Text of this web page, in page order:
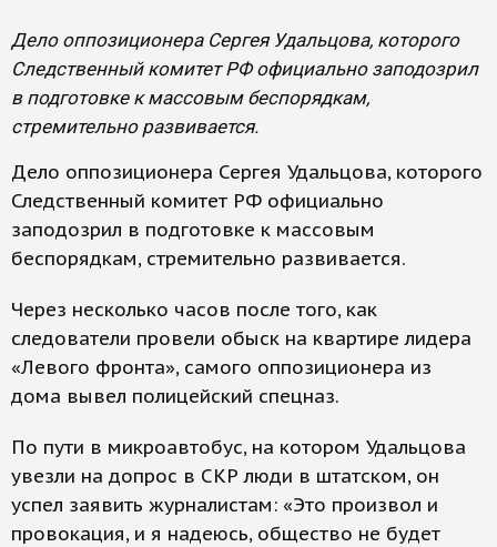
Дело оппозиционера Сергея Удальцова, которого
Следственный комитет РФ официально заподозрил
в подготовке к массовым беспорядкам,
стремительно развивается.
Дело оппозиционера Сергея Удальцова, которого
Следственный комитет РФ официально
заподозрил в подготовке к массовым
беспорядкам, стремительно развивается.
Через несколько часов после того, как
следователи провели обыск на квартире лидера
«Левого фронта», самого оппозиционера из
дома вывел полицейский спецназ.
По пути в микроавтобус, на котором Удальцова
увезли на допрос в СКР люди в штатском, он
успел заявить журналистам: «Это произвол и
провокация, и я надеюсь, общество не будет